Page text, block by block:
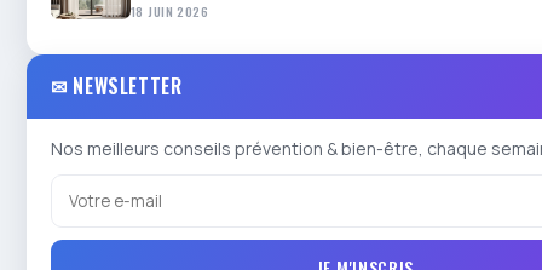
18 JUIN 2026
✉ NEWSLETTER
Nos meilleurs conseils prévention & bien-être, chaque